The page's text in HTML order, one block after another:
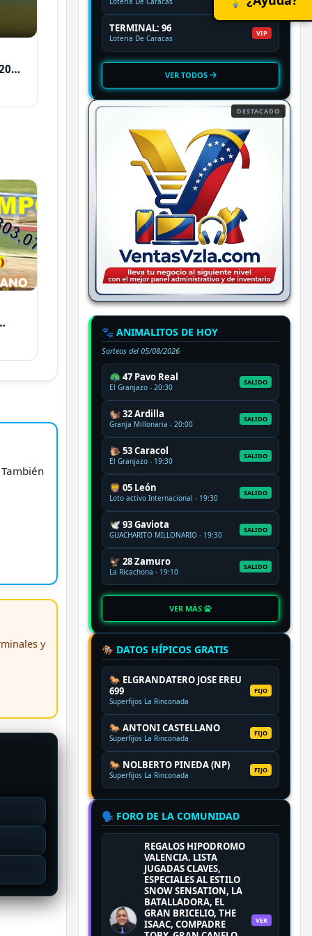
y
TERMINAL: 96
Loteria De Caracas
VIP
VER TODOS
DESTACADO
🐾 ANIMALITOS DE HOY
Sorteos del 05/08/2026
🦚 47 Pavo Real
El Granjazo - 20:30
SALIDO
🐿️ 32 Ardilla
Granja Millonaria - 20:00
SALIDO
🐌 53 Caracol
El Granjazo - 19:30
SALIDO
🦁 05 León
Loto activo Internacional - 19:30
SALIDO
🕊️ 93 Gaviota
GUACHARITO MILLONARIO - 19:30
SALIDO
🦅 28 Zamuro
La Ricachona - 19:10
SALIDO
VER MÁS
🏇 DATOS HÍPICOS GRATIS
🐎 ELGRANDATERO JOSE EREU
699
Superfijos La Rinconada
FIJO
🐎 ANTONI CASTELLANO
Superfijos La Rinconada
FIJO
🐎 NOLBERTO PINEDA (NP)
Superfijos La Rinconada
FIJO
🗣️ FORO DE LA COMUNIDAD
REGALOS HIPODROMO
VALENCIA. LISTA
JUGADAS CLAVES,
ESPECIALES AL ESTILO
SNOW SENSATION, LA
BATALLADORA, EL
GRAN BRICELIO, THE
ISAAC, COMPADRE
VER